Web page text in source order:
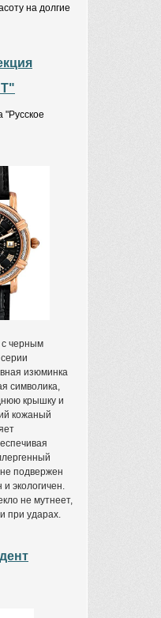
на долгие
"Русское
черным
изюминка
символика,
крышку и
кожаный
подвержен
и экологичен.
не мутнеет,
при ударах.